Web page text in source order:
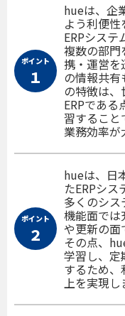
ポイント
１
hueは、企
よう利便
ERPシステ
複数の部門
携・運営を
の情報共有
の特徴は
ERPである
習すること
業務効率が
ポイント
２
hueは、日
たERPシ
多くのシス
機能面では
や更新の面
その点、
学習し、定
するため
上を実現し